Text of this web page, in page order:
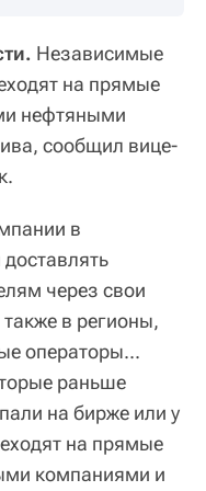
Независимые
на прямые
нефтяными
сообщил вице-
в
через свои
в регионы,
операторы...
раньше
на бирже или у
на прямые
компаниями и